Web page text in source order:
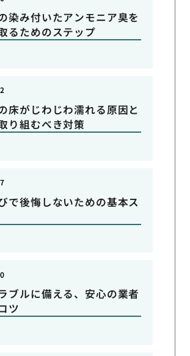
染み付いたアンモニア臭を
るためのステップ
床がじわじわ濡れる原因と
り組むべき対策
で後悔しないための基本ス
ブルに備える、安心の業者
ツ